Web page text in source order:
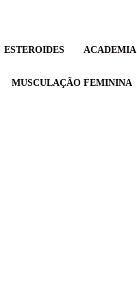
ESTEROIDES ACADEMIA
MUSCULAÇÃO FEMININA